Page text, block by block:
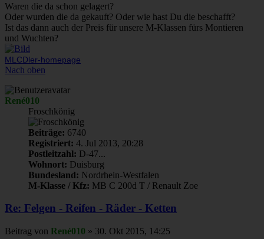
Waren die da schon gelagert?
Oder wurden die da gekauft? Oder wie hast Du die beschafft?
Ist das dann auch der Preis für unsere M-Klassen fürs Montieren
und Wuchten?
MLCDler-homepage
Nach oben
René010
Froschkönig
Beiträge: 6740
Registriert: 4. Jul 2013, 20:28
Postleitzahl: D-47...
Wohnort: Duisburg
Bundesland: Nordrhein-Westfalen
M-Klasse / Kfz: MB C 200d T / Renault Zoe
Re: Felgen - Reifen - Räder - Ketten
Beitrag von René010 » 30. Okt 2015, 14:25